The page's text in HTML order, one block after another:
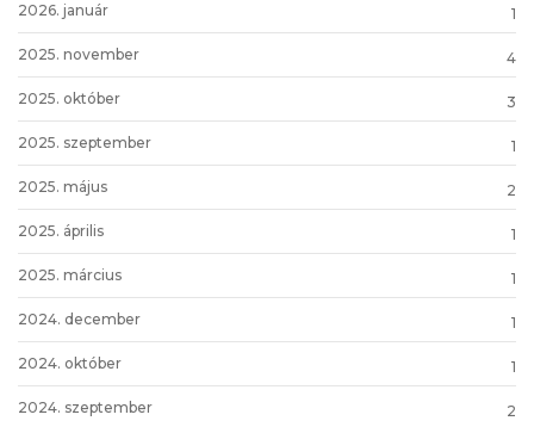
2026. január 1
2025. november 4
2025. október 3
2025. szeptember 1
2025. május 2
2025. április 1
2025. március 1
2024. december 1
2024. október 1
2024. szeptember 2